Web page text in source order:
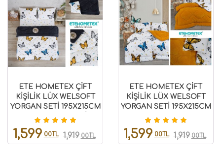
ETE HOMETEX ÇİFT
KİŞİLİK LÜX WELSOFT
YORGAN SETİ 195X215CM
KELEBEK ANTRASİT
8696474231941
1,599 00TL 1,919 00TL
ETE HOMETEX ÇİFT
KİŞİLİK LÜX WELSOFT
YORGAN SETİ 195X215CM
KELEBEK HARDAL
8696474232007
1,599 00TL 1,919 00TL